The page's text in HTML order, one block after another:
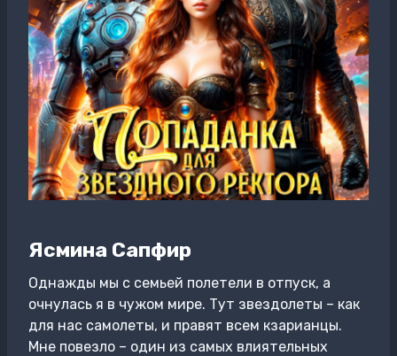
Ясмина Сапфир
Однажды мы с семьей полетели в отпуск, а
очнулась я в чужом мире. Тут звездолеты – как
для нас самолеты, и правят всем кзарианцы.
Мне повезло – один из самых влиятельных